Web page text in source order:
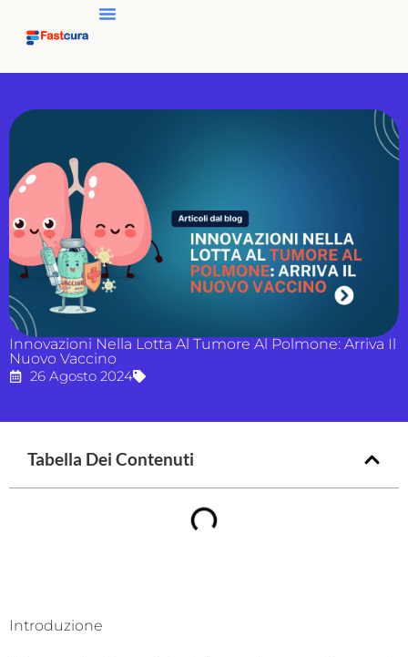
Innovazioni Nella Lotta Al Tumore Al Polmone: Arriva Il
Nuovo Vaccino
26 Agosto 2024
Tabella Dei Contenuti
Introduzione